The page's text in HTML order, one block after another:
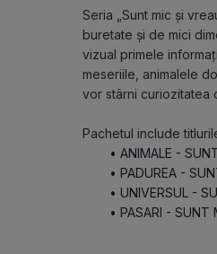
Seria „Sunt mic și
buretate și de mici
vizual primele
meseriile, animalele
vor stârni curiozitatea
Pachetul include
ANIMALE -
PADUREA -
UNIVERSUL -
PASARI - SUNT